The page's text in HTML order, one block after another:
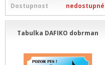
Dostupnost nedostupné
Tabulka DAFIKO dobrman